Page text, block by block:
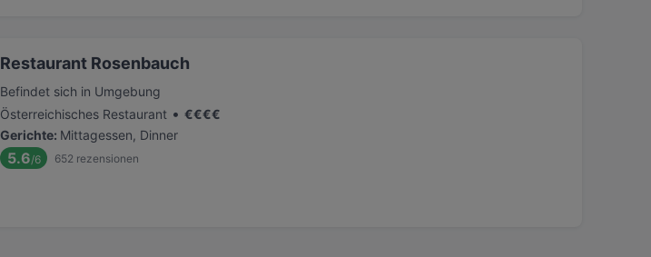
Restaurant Rosenbauch
Befindet sich in Umgebung
Österreichisches Restaurant • €€€€
Gerichte: Mittagessen, Dinner
5.6/6 652 rezensionen